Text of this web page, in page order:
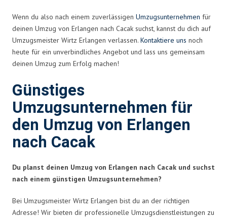
Wenn du also nach einem zuverlässigen Umzugsunternehmen für
deinen Umzug von Erlangen nach Cacak suchst, kannst du dich auf
Umzugsmeister Wirtz Erlangen verlassen. Kontaktiere uns noch
heute für ein unverbindliches Angebot und lass uns gemeinsam
deinen Umzug zum Erfolg machen!
Günstiges
Umzugsunternehmen für
den Umzug von Erlangen
nach Cacak
Du planst deinen Umzug von Erlangen nach Cacak und suchst
nach einem günstigen Umzugsunternehmen?
Bei Umzugsmeister Wirtz Erlangen bist du an der richtigen
Adresse! Wir bieten dir professionelle Umzugsdienstleistungen zu